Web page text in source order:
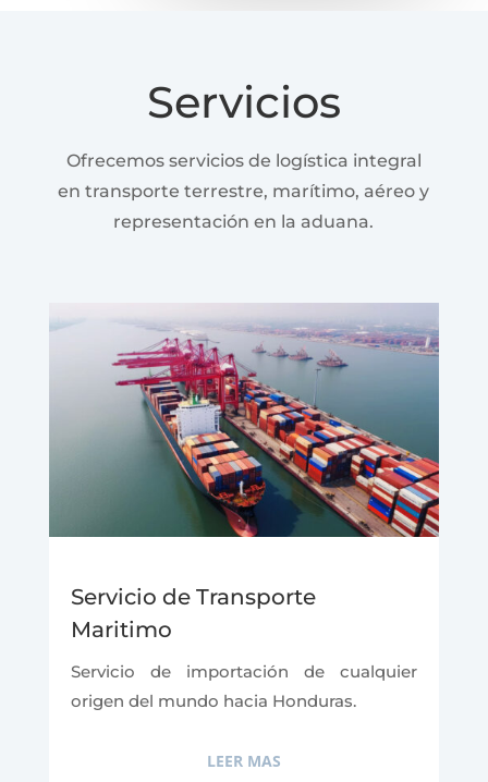
Servicios
Ofrecemos servicios de logística integral
en transporte terrestre, marítimo, aéreo y
representación en la aduana.
Servicio de Transporte
Maritimo
Servicio de importación de cualquier
origen del mundo hacia Honduras.
LEER MAS